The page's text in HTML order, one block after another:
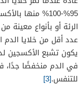
95%-100%
الرئة أو بأنواع معينة
عدد أقل من خلايا الدم
في الدم منخفضًا جدًا،
للتنفس.[3]